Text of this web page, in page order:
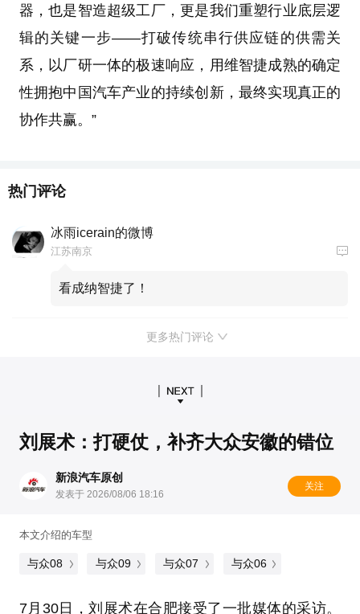
器，也是智造超级工厂，更是我们重塑行业底层逻
辑的关键一步——打破传统串行供应链的供需关
系，以厂研一体的极速响应，用维智捷成熟的确定
性拥抱中国汽车产业的持续创新，最终实现真正的
协作共赢。”
热门评论
冰雨icerain的微博
江苏南京
看成纳智捷了！
更多热门评论
刘展术：打硬仗，补齐大众安徽的错位
新浪汽车原创
发表于 2026/08/06 18:16
关注
本文介绍的车型
与众08 与众09 与众07 与众06
7月30日，刘展术在合肥接受了一批媒体的采访。